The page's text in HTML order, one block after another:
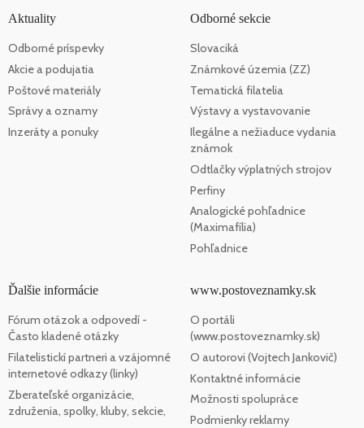
Aktuality
Odborné príspevky
Akcie a podujatia
Poštové materiály
Správy a oznamy
Inzeráty a ponuky
Odborné sekcie
Slovaciká
Známkové územia (ZZ)
Tematická filatelia
Výstavy a vystavovanie
Ilegálne a nežiaduce vydania
známok
Odtlačky výplatných strojov
Perfiny
Analogické pohľadnice
(Maximafília)
Pohľadnice
Ďalšie informácie
Fórum otázok a odpovedí -
Často kladené otázky
Filatelistickí partneri a vzájomné
internetové odkazy (linky)
Zberateľské organizácie,
združenia, spolky, kluby, sekcie,
www.postoveznamky.sk
O portáli
(www.postoveznamky.sk)
O autorovi (Vojtech Jankovič)
Kontaktné informácie
Možnosti spolupráce
Podmienky reklamy